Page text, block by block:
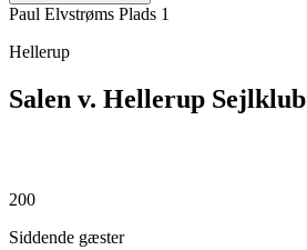
Paul Elvstrøms Plads 1
Hellerup
Salen v. Hellerup Sejlklub
200
Siddende gæster